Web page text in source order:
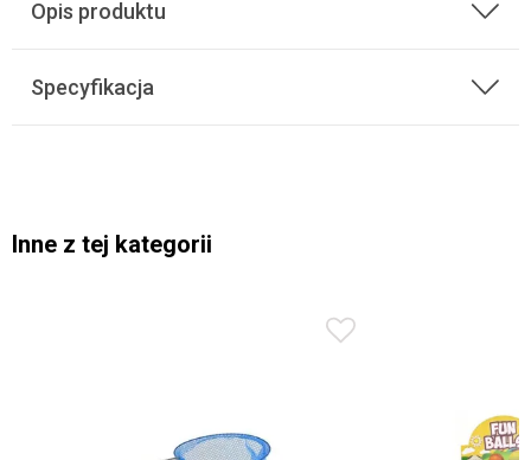
Opis produktu
Specyfikacja
Inne z tej kategorii